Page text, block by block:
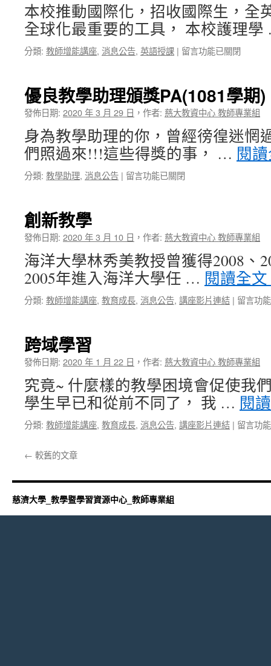
系
統
融
向
學
習
材
料
熱
究
享
中
本校推動國際化，招收國際生，全
全球化最重要的工具， 本校護理
分類: 教師增能講座, 消息公告, 英語授課 | 在
盛
頓
學
學
習
之
旅
享
座
談
活
動〉
留言功能已關閉
優良教學助理頒獎PA(1081學期)
發佈日期: 2020 年 3 月 29 日 ， 作者: 慈大教資中心 教師專業組
身為教學助理的你，曾經徬徨迷惘
們照過來!!!這些得獎的事， … 閱
分類: 教學助理, 消息公告 | 在
助
頒
獎
PA(1081
學
期)〉
留言功能已關閉
創新教學
發佈日期: 2020 年 3 月 10 日 ， 作者: 慈大教資中心 教師專業組
海洋大學林秀美教授曾獲得2008、
2005年進入海洋大學任 … 閱讀全文
分類: 教師增能講座, 教育成長, 消息公告, 講座影片連結 | 在
中
留言功
跨域學習
發佈日期: 2020 年 1 月 22 日 ， 作者: 慈大教資中心 教師專業組
究竟~ 什麼樣的教學困境會促使我
學生早已和從前不同了， 我 … 閱
分類: 教師增能講座, 教育成長, 消息公告, 講座影片連結 | 在
中
留言功
← 較舊的文章
慈濟大學_教學暨學習資源中心_教師專業組